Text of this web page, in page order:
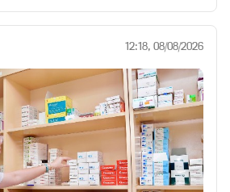
12:18, 08/08/2026